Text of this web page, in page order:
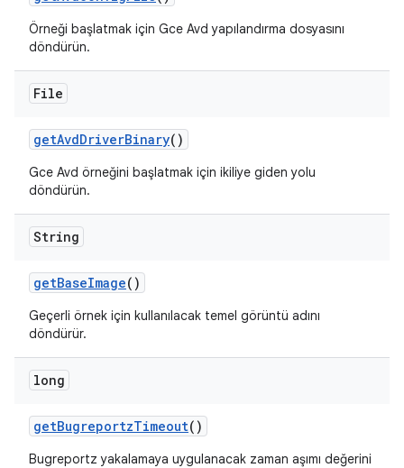
Örneği başlatmak için Gce Avd yapılandırma dosyasını
döndürün.
File
getAvdDriverBinary()
Gce Avd örneğini başlatmak için ikiliye giden yolu
döndürün.
String
getBaseImage()
Geçerli örnek için kullanılacak temel görüntü adını
döndürür.
long
getBugreportzTimeout()
Bugreportz yakalamaya uygulanacak zaman aşımı değerini